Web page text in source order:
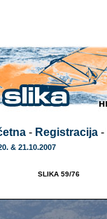
- Registracija-
& 21.10.2007
SLIKA 59/76